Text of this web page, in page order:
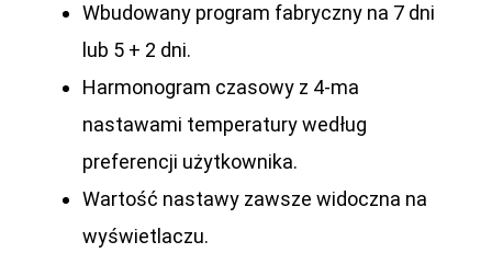
Wbudowany program fabryczny na 7 dni
lub 5 + 2 dni.
Harmonogram czasowy z 4-ma
nastawami temperatury według
preferencji użytkownika.
Wartość nastawy zawsze widoczna na
wyświetlaczu.